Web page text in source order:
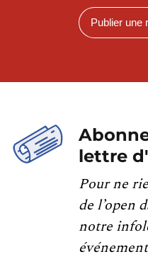
Publier une
lettre
Pour ne
de l’open
notre